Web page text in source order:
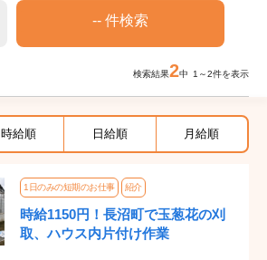
検索結果2中 1～2件を表示
時給順 日給順 月給順
1日のみの短期のお仕事 紹介
時給1150円！長沼町で玉葱花の刈
取、ハウス内片付け作業